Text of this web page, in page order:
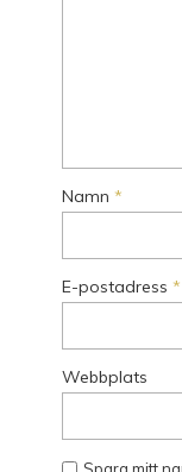
Namn *
E-postadress *
Webbplats